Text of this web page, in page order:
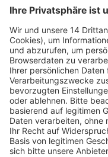
Fachmedien Recht
Ein Fachbereich der
dfv Mediengruppe
Mainzer Landstr. 251
60326 Frankfurt am